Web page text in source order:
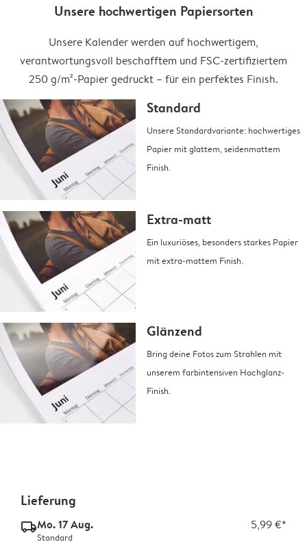
Unsere hochwertigen Papiersorten
Unsere Kalender werden auf hochwertigem,
verantwortungsvoll beschafftem und FSC-zertifiziertem
250 g/m²-Papier gedruckt – für ein perfektes Finish.
Standard
Unsere Standardvariante: hochwertiges
Papier mit glattem, seidenmattem
Finish.
Extra-matt
Ein luxuriöses, besonders starkes Papier
mit extra-mattem Finish.
Glänzend
Bring deine Fotos zum Strahlen mit
unserem farbintensiven Hochglanz-
Finish.
Lieferung
delivery_standard_v2Mo. 17 Aug. 5,99 €*
Standard